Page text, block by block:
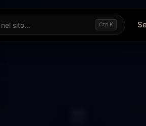
Ctrl K